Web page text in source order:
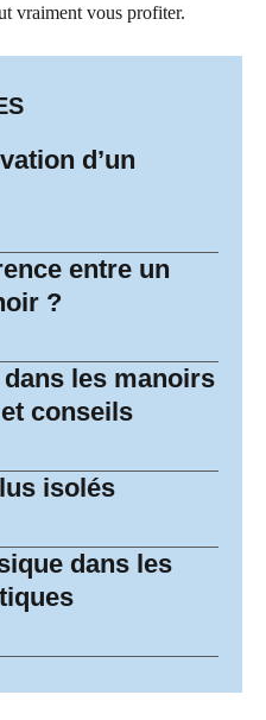
vraiment vous profiter.
d’un
entre un
?
les manoirs
conseils
isolés
dans les